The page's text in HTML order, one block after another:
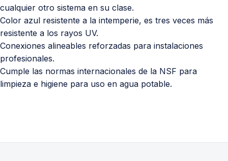
cualquier otro sistema en su clase.
Color azul resistente a la intemperie, es tres veces más
resistente a los rayos UV.
Conexiones alineables reforzadas para instalaciones
profesionales.
Cumple las normas internacionales de la NSF para
limpieza e higiene para uso en agua potable.